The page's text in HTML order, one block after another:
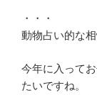
・・・
動物占い的な
今年に入って
たいですね。